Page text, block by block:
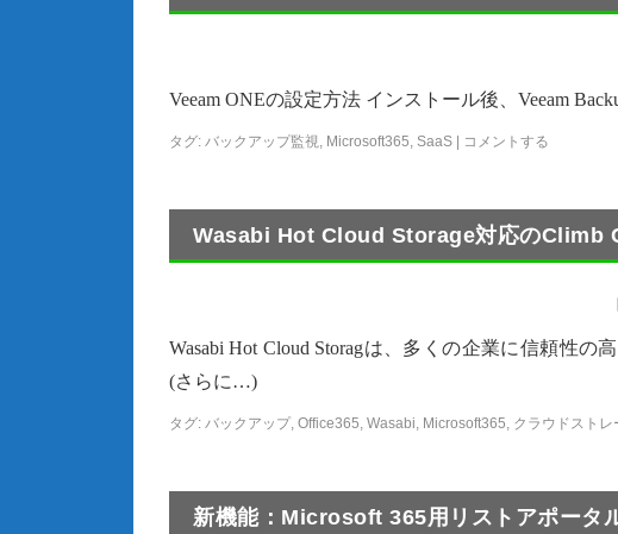
Veeam ONEの設定方法 インストール後、Veeam
タグ: バックアップ監視, Microsoft365, SaaS | コメントする
Wasabi Hot Cloud Storage対応の
Wasabi Hot Cloud Storagは、多くの企業に信頼性
(さらに…)
タグ: バックアップ, Office365, Wasabi, Microsoft365, クラウドストレ
新機能：Microsoft 365用リストアポータ